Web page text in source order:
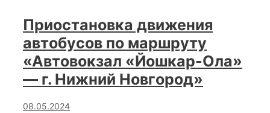
направлению
«Йошкар-
Ола
Паганур»
Приостановка движения
автобусов по маршруту
«Автовокзал «Йошкар-Ола»
— г. Нижний Новгород»
08.05.2024